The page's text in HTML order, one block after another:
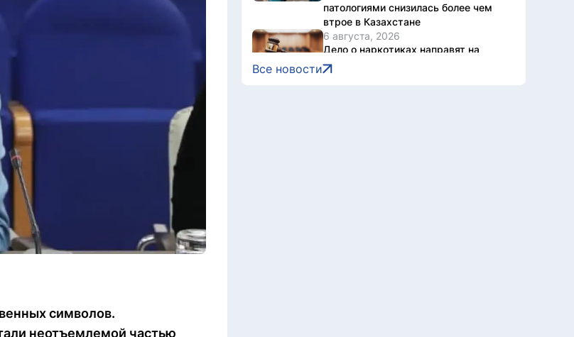
символов.
неотъемлемой частью
патологиями снизилась более чем
втрое в Казахстане
6 августа, 2026
Дело о наркотиках направят на
новое рассмотрение: подсудимому
не дали последнее слово
Все новости